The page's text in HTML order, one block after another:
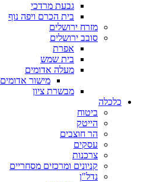
גבעת מרדכי
בית הכרם ויפה נוף
מזרח ירושלים
סובב ירושלים
אפרת
בית שמש
מעלה אדומים
מישור אדומים
מבשרת ציון
כלכלה
ביטוח
הייטק
הר חוצבים
עסקים
צרכנות
קניונים ומרכזים מסחריים
נדל"ן